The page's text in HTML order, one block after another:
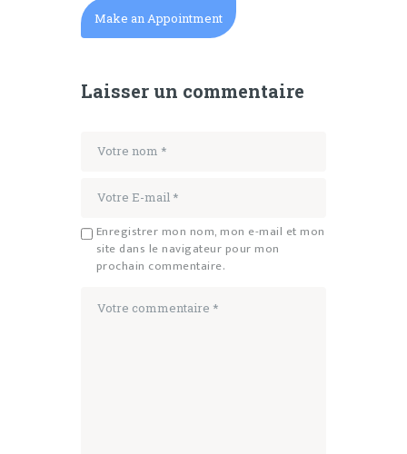
Make an Appointment
Laisser un commentaire
Enregistrer mon nom, mon e-mail et mon
site dans le navigateur pour mon
prochain commentaire.